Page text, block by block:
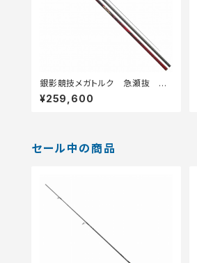
銀影競技メガトルク 急瀬抜 Ｘ
Ｈ90・Ｅ
¥259,600
セール中の商品